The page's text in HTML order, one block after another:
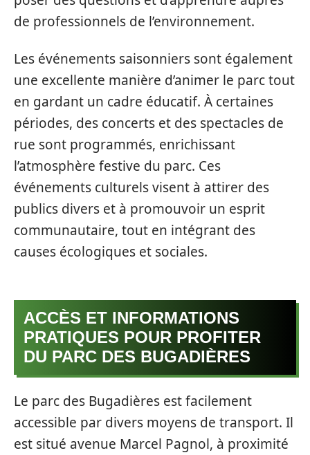
de professionnels de l’environnement.
Les événements saisonniers sont également
une excellente manière d’animer le parc tout
en gardant un cadre éducatif. À certaines
périodes, des concerts et des spectacles de
rue sont programmés, enrichissant
l’atmosphère festive du parc. Ces
événements culturels visent à attirer des
publics divers et à promouvoir un esprit
communautaire, tout en intégrant des
causes écologiques et sociales.
ACCÈS ET INFORMATIONS
PRATIQUES POUR PROFITER
DU PARC DES BUGADIÈRES
Le parc des Bugadières est facilement
accessible par divers moyens de transport. Il
est situé avenue Marcel Pagnol, à proximité